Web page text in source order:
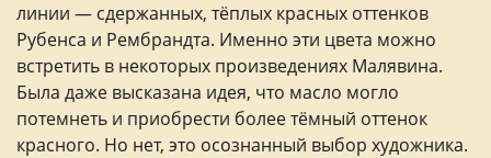
линии — сдержанных, тёплых красных оттенков
Рубенса и Рембрандта. Именно эти цвета можно
встретить в некоторых произведениях Малявина.
Была даже высказана идея, что масло могло
потемнеть и приобрести более тёмный оттенок
красного. Но нет, это осознанный выбор художника.